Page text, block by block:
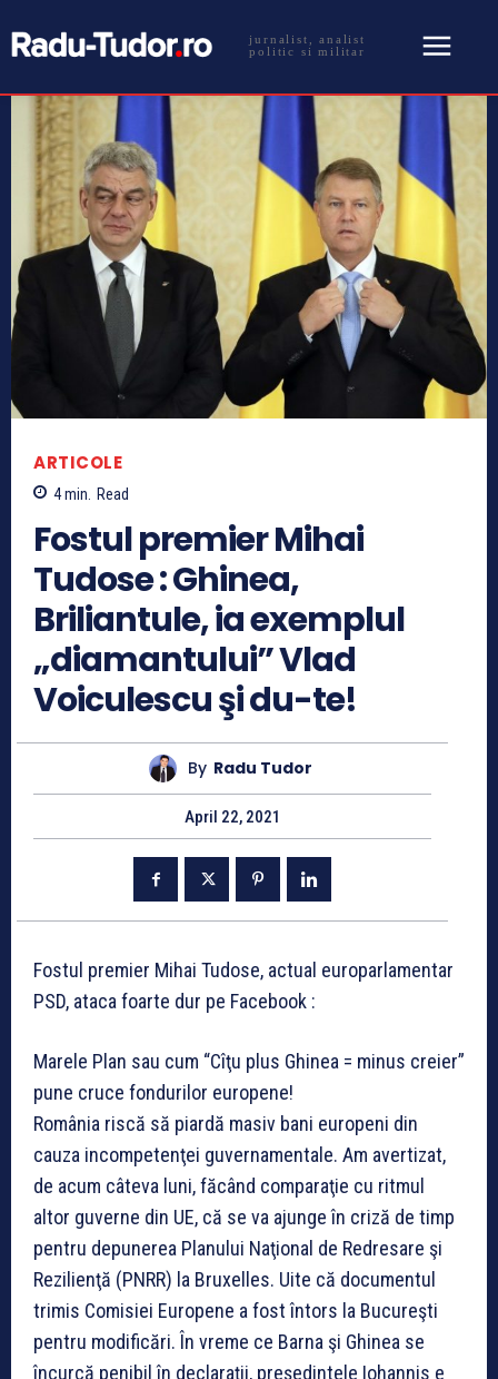
jurnalist, analist
politic si militar
ARTICOLE
4min. Read
Fostul premier Mihai
Tudose : Ghinea,
Briliantule, ia exemplul
„diamantului” Vlad
Voiculescu şi du-te!
By Radu Tudor
April 22, 2021
Fostul premier Mihai Tudose, actual europarlamentar
PSD, ataca foarte dur pe Facebook :
Marele Plan sau cum “Cîţu plus Ghinea = minus creier”
pune cruce fondurilor europene!
România riscă să piardă masiv bani europeni din
cauza incompetenţei guvernamentale. Am avertizat,
de acum câteva luni, făcând comparaţie cu ritmul
altor guverne din UE, că se va ajunge în criză de timp
pentru depunerea Planului Naţional de Redresare şi
Rezilienţă (PNRR) la Bruxelles. Uite că documentul
trimis Comisiei Europene a fost întors la Bucureşti
pentru modificări. În vreme ce Barna şi Ghinea se
încurcă penibil în declaraţii, preşedintele Iohannis e